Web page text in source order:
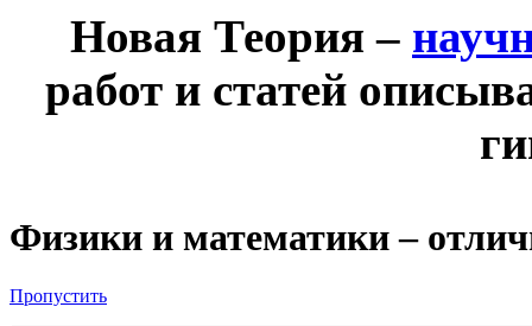
Новая Теория –
работ и статей
Физики и математики –
Пропустить